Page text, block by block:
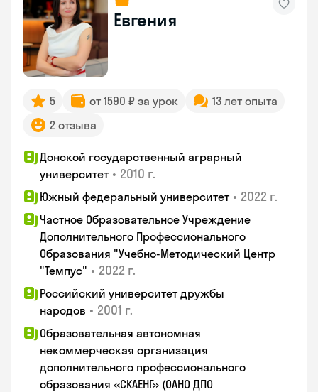
Евгения
5 от 1590 ₽ за урок
13 лет опыта
2 отзыва
Донской государственный аграрный
университет • 2010 г.
Южный федеральный университет • 2022 г.
Частное Образовательное Учреждение
Дополнительного Профессионального
Образования "Учебно-Методический Центр
"Темпус" • 2022 г.
Российский университет дружбы
народов • 2001 г.
Образовательная автономная
некоммерческая организация
дополнительного профессионального
образования «СКАЕНГ» (ОАНО ДПО